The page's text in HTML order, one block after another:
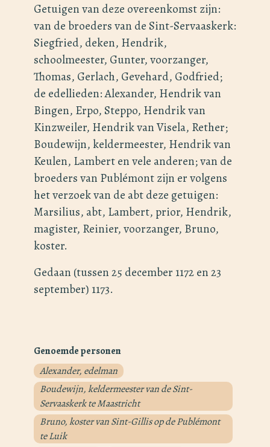
Getuigen van deze overeenkomst zijn:
van de broeders van de Sint-Servaaskerk:
Siegfried, deken, Hendrik,
schoolmeester, Gunter, voorzanger,
Thomas, Gerlach, Gevehard, Godfried;
de edellieden: Alexander, Hendrik van
Bingen, Erpo, Steppo, Hendrik van
Kinzweiler, Hendrik van Visela, Rether;
Boudewijn, keldermeester, Hendrik van
Keulen, Lambert en vele anderen; van de
broeders van Publémont zijn er volgens
het verzoek van de abt deze getuigen:
Marsilius, abt, Lambert, prior, Hendrik,
magister, Reinier, voorzanger, Bruno,
koster.
Gedaan (tussen 25 december 1172 en 23
september) 1173.
Genoemde personen
Alexander, edelman
Boudewijn, keldermeester van de Sint-
Servaaskerk te Maastricht
Bruno, koster van Sint-Gillis op de Publémont
te Luik